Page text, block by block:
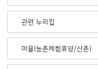
관련 누리집
마을(농촌체험휴양/산촌)